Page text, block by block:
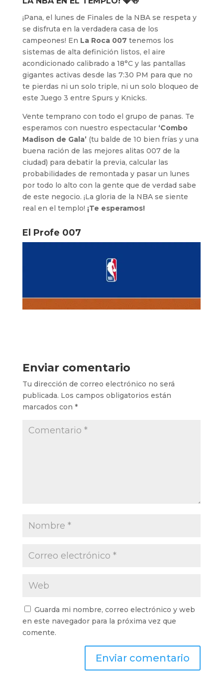
¡Pana, el lunes de Finales de la NBA se respeta y
se disfruta en la verdadera casa de los
campeones! En La Roca 007 tenemos los
sistemas de alta definición listos, el aire
acondicionado calibrado a 18°C y las pantallas
gigantes activas desde las 7:30 PM para que no
te pierdas ni un solo triple, ni un solo bloqueo de
este Juego 3 entre Spurs y Knicks.
Vente temprano con todo el grupo de panas. Te
esperamos con nuestro espectacular ‘Combo
Madison de Gala’(tu balde de 10 bien frías y una
buena ración de las mejores alitas 007 de la
ciudad) para debatir la previa, calcular las
probabilidades de remontada y pasar un lunes
por todo lo alto con la gente que de verdad sabe
de este negocio. ¡La gloria de la NBA se siente
real en el templo! ¡Te esperamos!
El Profe 007
Enviar comentario
Tu dirección de correo electrónico no será
publicada. Los campos obligatorios están
marcados con *
Guarda mi nombre, correo electrónico y web
en este navegador para la próxima vez que
comente.